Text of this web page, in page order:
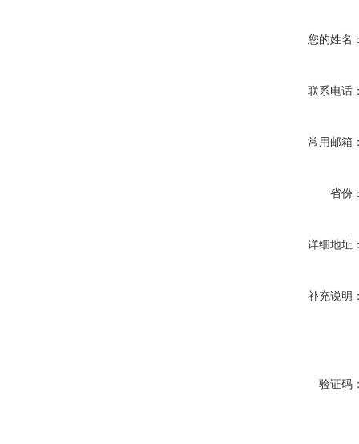
您的姓名
联系电话
常用邮箱
省份
详细地址
补充说明
验证码